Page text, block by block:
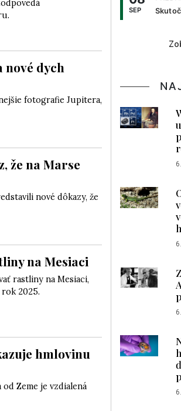
nové dych
fotografie Jupitera,
že na Marse
nové dôkazy, že
na Mesiaci
rastliny na Mesiaci,
2025.
hmlovinu
Zeme je vzdialená
SEP